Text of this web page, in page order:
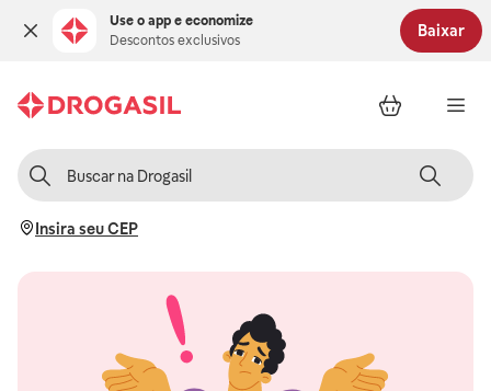
Use o app e economize
Descontos exclusivos
Baixar
Insira seu CEP